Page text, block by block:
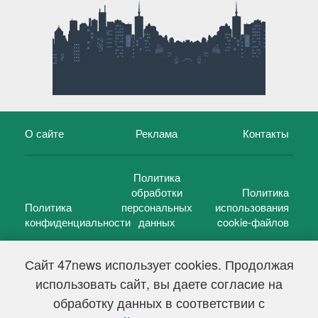
Сайт 47news использует cookies. Продолжая
использовать сайт, вы даете согласие на
обработку данных в соответствии с
О сайте Реклама Контакты
Политика
конфиденциальности
Политика
обработки
персональных
данных
Политика
использования
cookie-файлов
47 новостей (47 news)2005 — 2026 г.
Свидетельство о регистрации СМИ Эл № ФС 77-39848, выдано